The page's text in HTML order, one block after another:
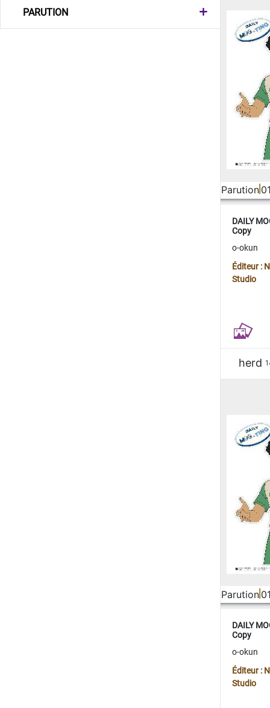
PARUTION
Parution
DAILY
Copy
o-okun
Éditeur :
Studio
herd
Parution
DAILY
Copy
o-okun
Éditeur :
Studio